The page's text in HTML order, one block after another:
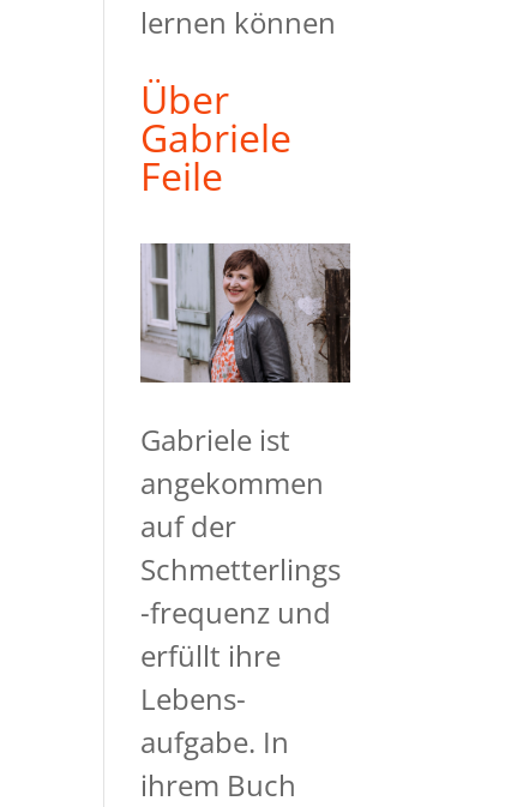
lernen können
Über
Gabriele
Feile
Gabriele ist
angekommen
auf der
Schmetterlings
-frequenz und
erfüllt ihre
Lebens-
aufgabe. In
ihrem Buch